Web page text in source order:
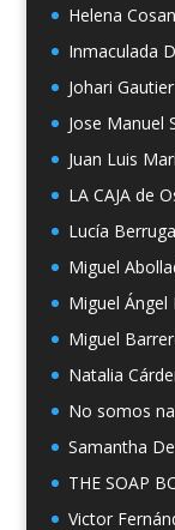
Helena
Inmaculada
Johari Gautier
Jose Manuel
Juan Luis
LA CAJA de
Lucía Berruga
Miguel
Miguel
Miguel
Natalia
No somos
Samantha
THE SOAP
Victor